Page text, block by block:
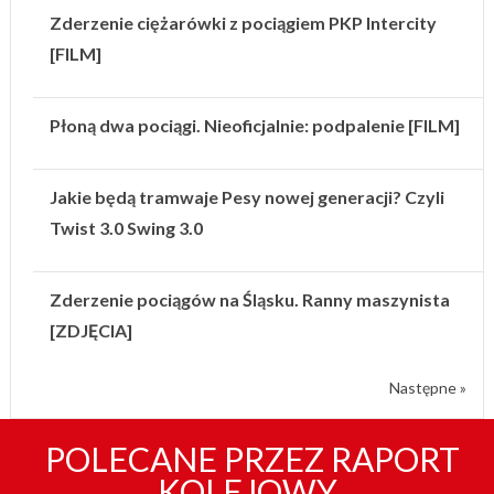
Zderzenie ciężarówki z pociągiem PKP Intercity
[FILM]
Płoną dwa pociągi. Nieoficjalnie: podpalenie [FILM]
Jakie będą tramwaje Pesy nowej generacji? Czyli
Twist 3.0 Swing 3.0
Zderzenie pociągów na Śląsku. Ranny maszynista
[ZDJĘCIA]
Następne »
POLECANE PRZEZ RAPORT